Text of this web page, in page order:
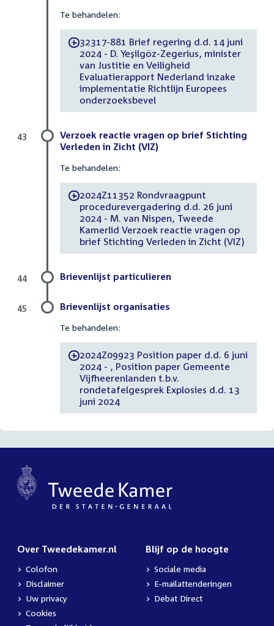
Te behandelen:
-32317-881 Brief regering d.d. 14 juni
2024 - D. Yeşilgöz-Zegerius, minister
van Justitie en Veiligheid
Evaluatierapport Nederland inzake
implementatie Richtlijn Europees
onderzoeksbevel
Verzoek reactie vragen op brief Stichting
Verleden in Zicht (VIZ)
Te behandelen:
-2024Z11352 Rondvraagpunt
procedurevergadering d.d. 26 juni
2024 - M. van Nispen, Tweede
Kamerlid Verzoek reactie vragen op
brief Stichting Verleden in Zicht (VIZ)
43
Brievenlijst particulieren
44
Brievenlijst organisaties
Te behandelen:
-2024Z09923 Position paper d.d. 6 juni
2024 - , Position paper Gemeente
Vijfheerenlanden t.b.v.
rondetafelgesprek Explosies d.d. 13
juni 2024
45
Over Tweedekamer.nl
Colofon
Disclaimer
Uw privacy
Cookies
Blijf op de hoogte
Sociale media
E-mailattenderingen
Debat Direct